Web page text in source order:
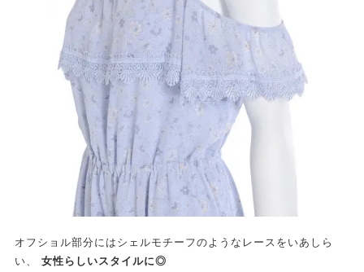
オフショル部分にはシェルモチーフのようなレースをいあしら
い、
女性らしいスタイルに◎